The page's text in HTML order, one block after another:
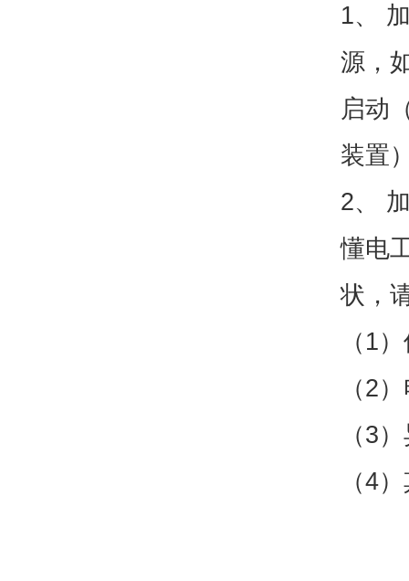
1、
源，
启动
装置
2、
懂电
状，
（1
（2
（3
（4